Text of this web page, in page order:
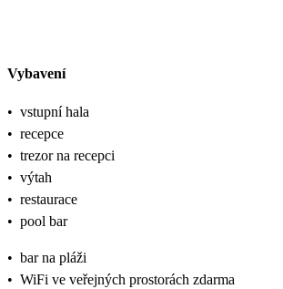
Vybavení
• vstupní hala
• recepce
• trezor na recepci
• výtah
• restaurace
• pool bar
• bar na pláži
• WiFi ve veřejných prostorách zdarma